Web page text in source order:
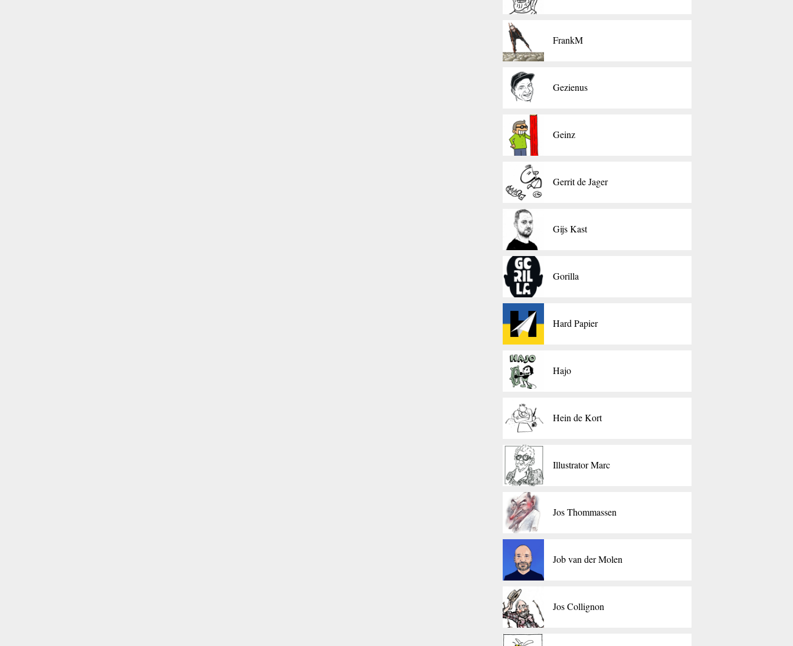
FrankM
Gezienus
Geinz
Gerrit de Jager
Gijs Kast
Gorilla
Hard Papier
​Hajo
Hein de Kort
Illustrator Marc
Jos Thommassen
Job van der Molen
Jos Collignon